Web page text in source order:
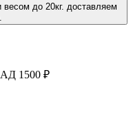
до 20кг. доставляем
1500 ₽